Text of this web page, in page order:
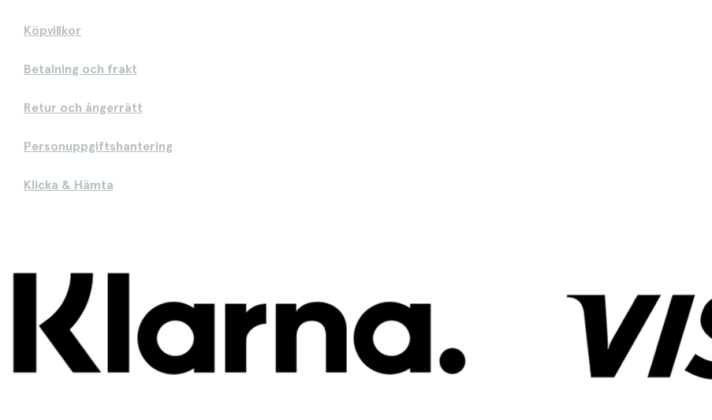
Köpvillkor
Betalning och frakt
Retur och ångerrätt
Personuppgiftshantering
Klicka & Hämta